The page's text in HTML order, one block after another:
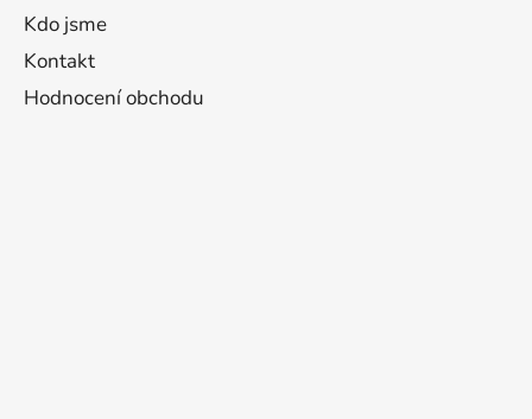
Kdo jsme
Kontakt
Hodnocení obchodu